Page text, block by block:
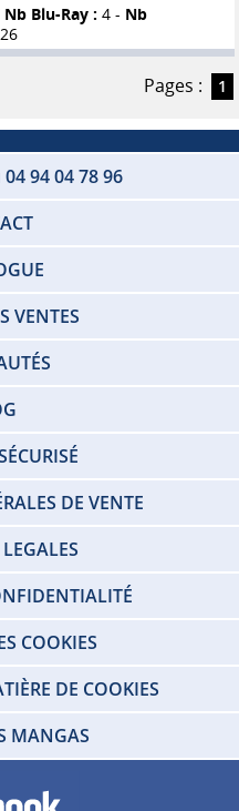
Nb Blu-Ray : 4 - Nb
26
Pages : 1
94 04 78 96
VENTES
DE VENTE
COOKIES
DE COOKIES
MANGAS